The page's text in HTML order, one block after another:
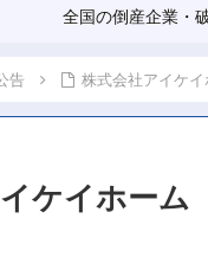
全国の倒産企業・
告 株式会社アイケイ
ケイホーム